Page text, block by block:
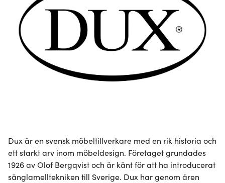
Dux är en svensk möbeltillverkare med en rik historia och
ett starkt arv inom möbeldesign. Företaget grundades
1926 av Olof Bergqvist och är känt för att ha introducerat
sänglamelltekniken till Sverige. Dux har genom åren